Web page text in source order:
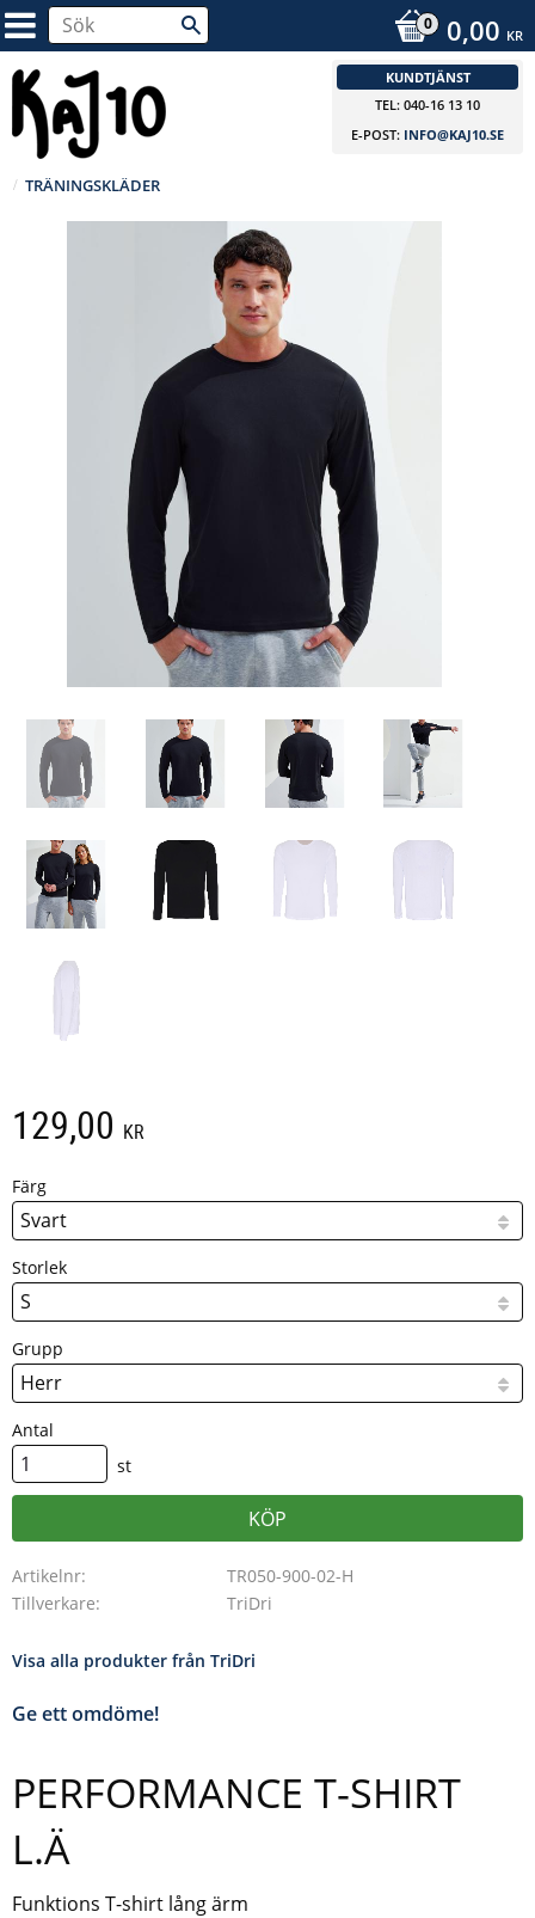
0,00 KR
KUNDTJÄNST
TEL: 040-16 13 10
E-POST: INFO@KAJ10.SE
TRÄNINGSKLÄDER
129,00 KR
Färg
Storlek
Grupp
Antal
st
KÖP
Artikelnr
TR050-900-02-H
Tillverkare
TriDri
Visa alla produkter från TriDri
Ge ett omdöme!
PERFORMANCE T-SHIRT
L.Ä
Funktions T-shirt lång ärm